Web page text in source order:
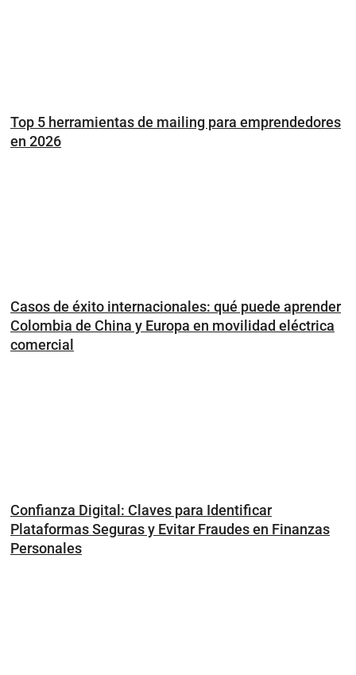
Top 5 herramientas de mailing para emprendedores
en 2026
Casos de éxito internacionales: qué puede aprender
Colombia de China y Europa en movilidad eléctrica
comercial
Confianza Digital: Claves para Identificar
Plataformas Seguras y Evitar Fraudes en Finanzas
Personales